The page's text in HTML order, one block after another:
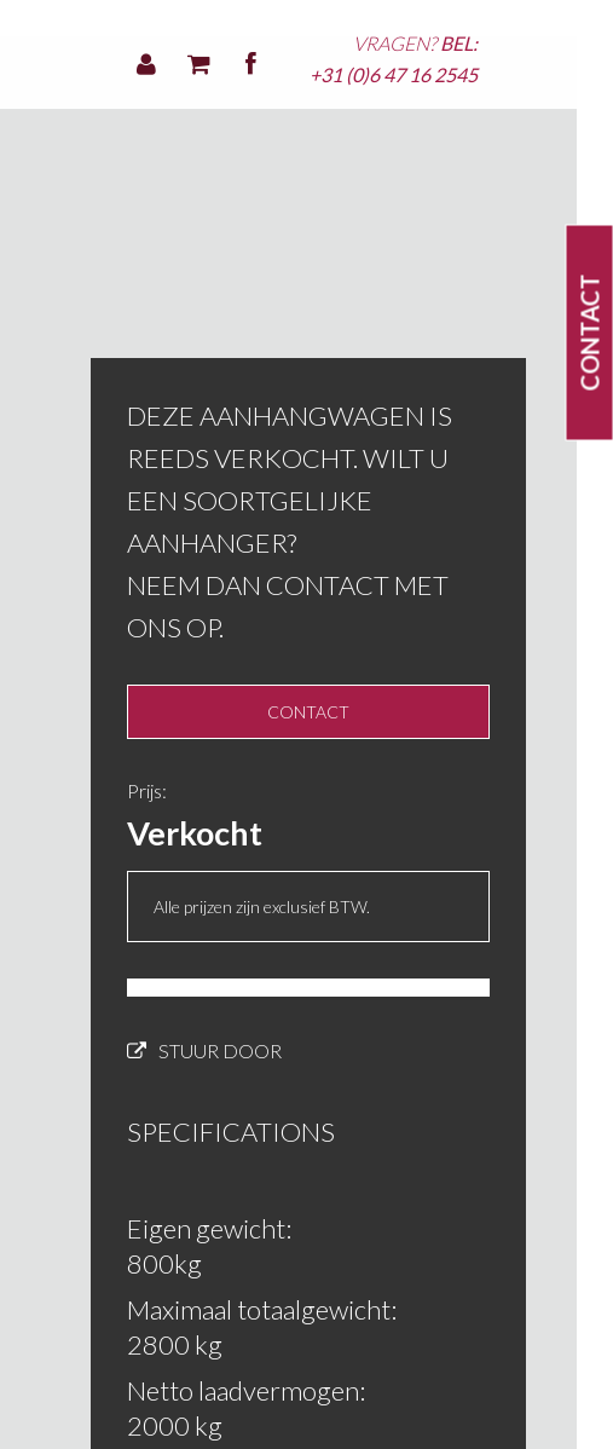
VRAGEN?BEL:
+31 (0)6 47 16 2545
DEZE AANHANGWAGEN IS
REEDS VERKOCHT. WILT U
EEN SOORTGELIJKE
AANHANGER?
NEEM DAN CONTACT MET
ONS OP.
CONTACT
Prijs:
Verkocht
Alle prijzen zijn exclusief BTW.
STUUR DOOR
SPECIFICATIONS
Eigen gewicht:
800kg
Maximaal totaalgewicht:
2800 kg
Netto laadvermogen:
2000 kg
CONTACT